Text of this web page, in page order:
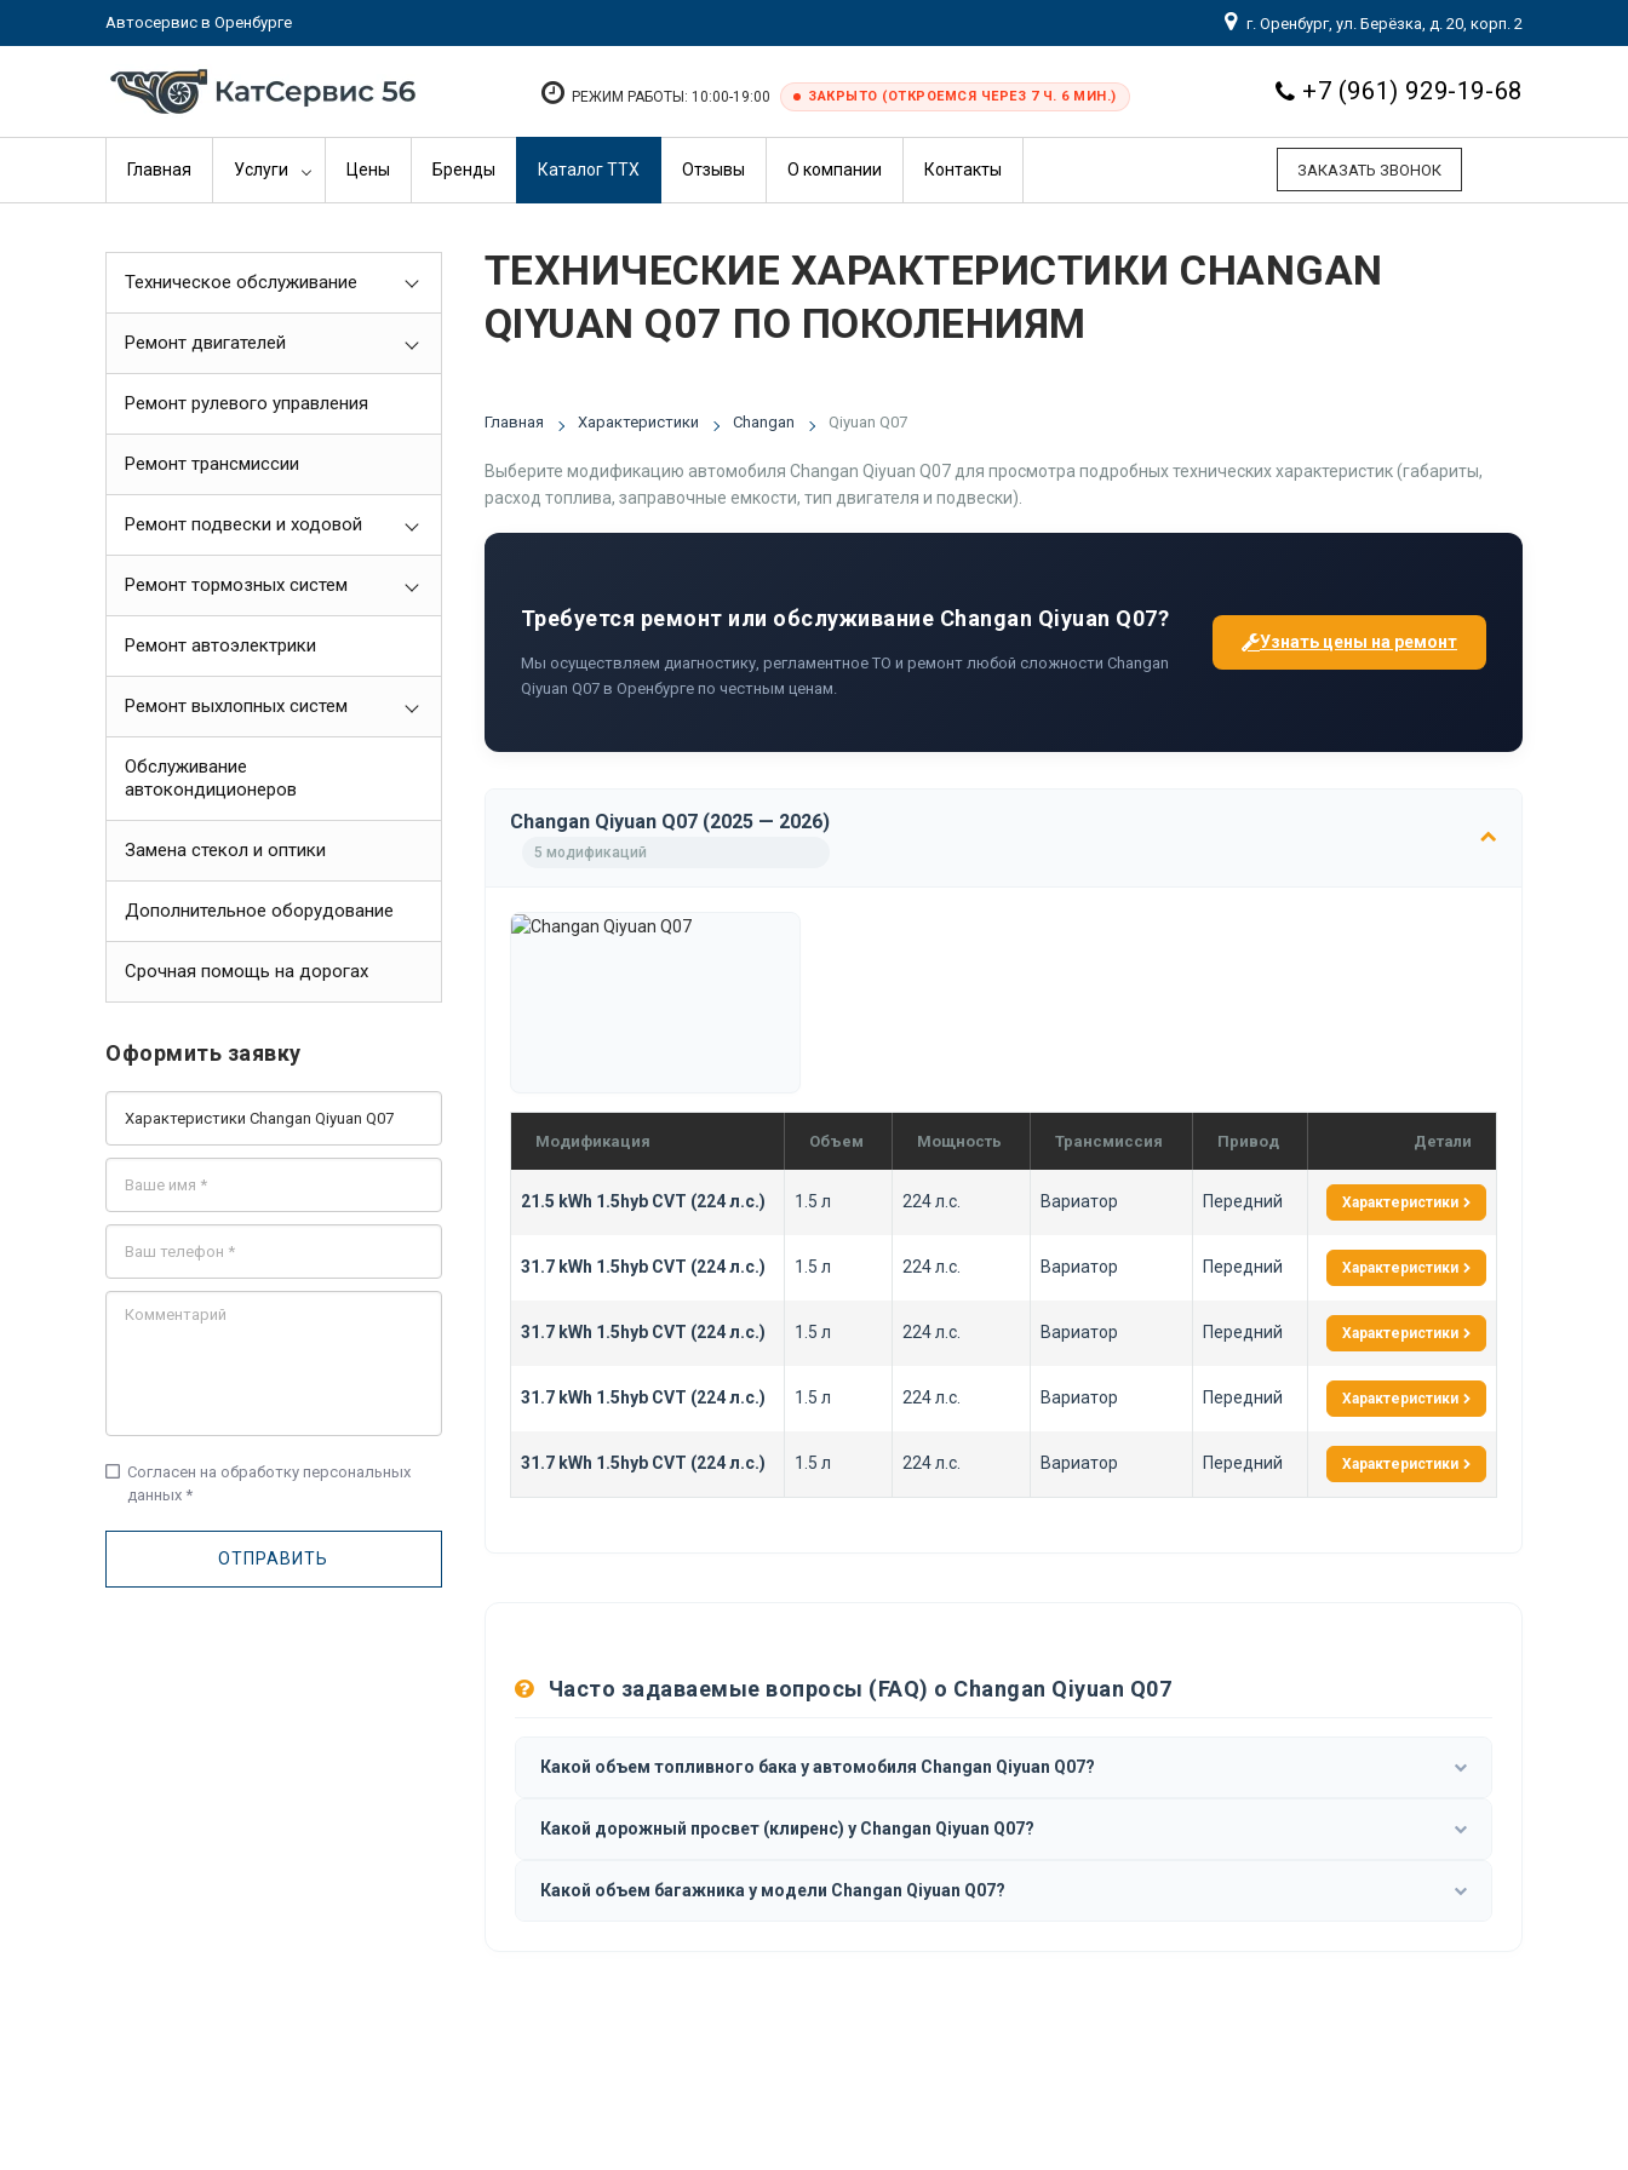
Автосервис в Оренбурге г. Оренбург, ул. Берёзка, д. 20, корп. 2
+7 (961) 929-19-68
РЕЖИМ РАБОТЫ: 10:00-19:00 ЗАКРЫТО (ОТКРОЕМСЯ ЧЕРЕЗ 7 Ч. 6 МИН.)
ЗАКАЗАТЬ ЗВОНОК
Главная Услуги Цены Бренды Каталог ТТХ Отзывы О компании Контакты
ТЕХНИЧЕСКИЕ ХАРАКТЕРИСТИКИ CHANGAN
QIYUAN Q07 ПО ПОКОЛЕНИЯМ
Главная Характеристики Changan Qiyuan Q07
Выберите модификацию автомобиля Changan Qiyuan Q07 для просмотра подробных технических характеристик (габариты,
расход топлива, заправочные емкости, тип двигателя и подвески).
Требуется ремонт или обслуживание Changan Qiyuan Q07?
Мы осуществляем диагностику, регламентное ТО и ремонт любой сложности Changan
Qiyuan Q07 в Оренбурге по честным ценам.
Узнать цены на ремонт
Changan Qiyuan Q07 (2025 — 2026)
5 модификаций
Модификация Объем Мощность Трансмиссия Привод Детали
21.5 kWh 1.5hyb CVT (224 л.с.) 1.5 л 224 л.с. Вариатор Передний Характеристики
31.7 kWh 1.5hyb CVT (224 л.с.) 1.5 л 224 л.с. Вариатор Передний Характеристики
31.7 kWh 1.5hyb CVT (224 л.с.) 1.5 л 224 л.с. Вариатор Передний Характеристики
31.7 kWh 1.5hyb CVT (224 л.с.) 1.5 л 224 л.с. Вариатор Передний Характеристики
31.7 kWh 1.5hyb CVT (224 л.с.) 1.5 л 224 л.с. Вариатор Передний Характеристики
Часто задаваемые вопросы (FAQ) о Changan Qiyuan Q07
Какой объем топливного бака у автомобиля Changan Qiyuan Q07?
Какой дорожный просвет (клиренс) у Changan Qiyuan Q07?
Какой объем багажника у модели Changan Qiyuan Q07?
Техническое обслуживание
Ремонт двигателей
Ремонт рулевого управления
Ремонт трансмиссии
Ремонт подвески и ходовой
Ремонт тормозных систем
Ремонт автоэлектрики
Ремонт выхлопных систем
Обслуживание
автокондиционеров
Замена стекол и оптики
Дополнительное оборудование
Срочная помощь на дорогах
Оформить заявку
check_box_outline_blank Согласен на обработку персональных
данных *